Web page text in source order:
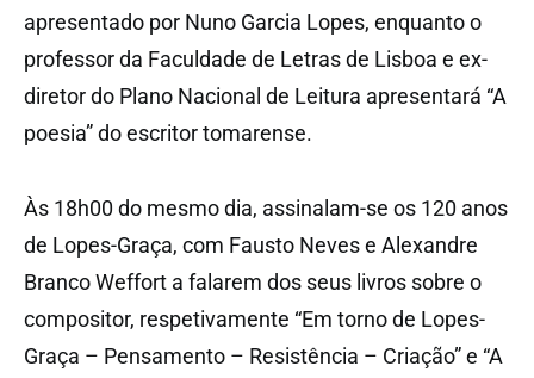
apresentado por Nuno Garcia Lopes, enquanto o
professor da Faculdade de Letras de Lisboa e ex-
diretor do Plano Nacional de Leitura apresentará “A
poesia” do escritor tomarense.
Às 18h00 do mesmo dia, assinalam-se os 120 anos
de Lopes-Graça, com Fausto Neves e Alexandre
Branco Weffort a falarem dos seus livros sobre o
compositor, respetivamente “Em torno de Lopes-
Graça – Pensamento – Resistência – Criação” e “A